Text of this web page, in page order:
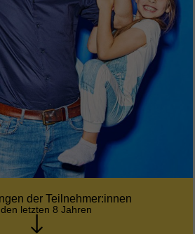
der Teilnehmer:innen
letzten 8 Jahren